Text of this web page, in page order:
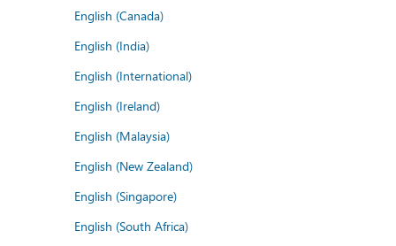
English (Canada)
English (India)
English (International)
English (Ireland)
English (Malaysia)
English (New Zealand)
English (Singapore)
English (South Africa)